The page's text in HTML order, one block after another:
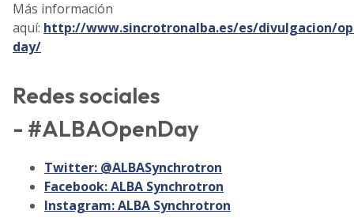
Más información
aquí: http://www.sincrotronalba.es/es/divulgacion/
day/
Redes sociales
- #ALBAOpenDay
Twitter: @ALBASynchrotron
Facebook: ALBA Synchrotron
Instagram: ALBA Synchrotron